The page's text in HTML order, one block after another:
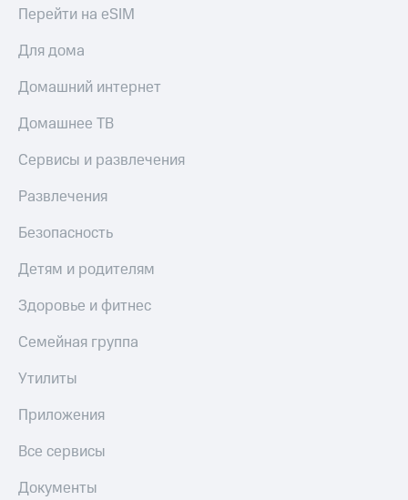
Перейти на eSIM
Для дома
Домашний интернет
Домашнее ТВ
Сервисы и развлечения
Развлечения
Безопасность
Детям и родителям
Здоровье и фитнес
Семейная группа
Утилиты
Приложения
Все сервисы
Документы